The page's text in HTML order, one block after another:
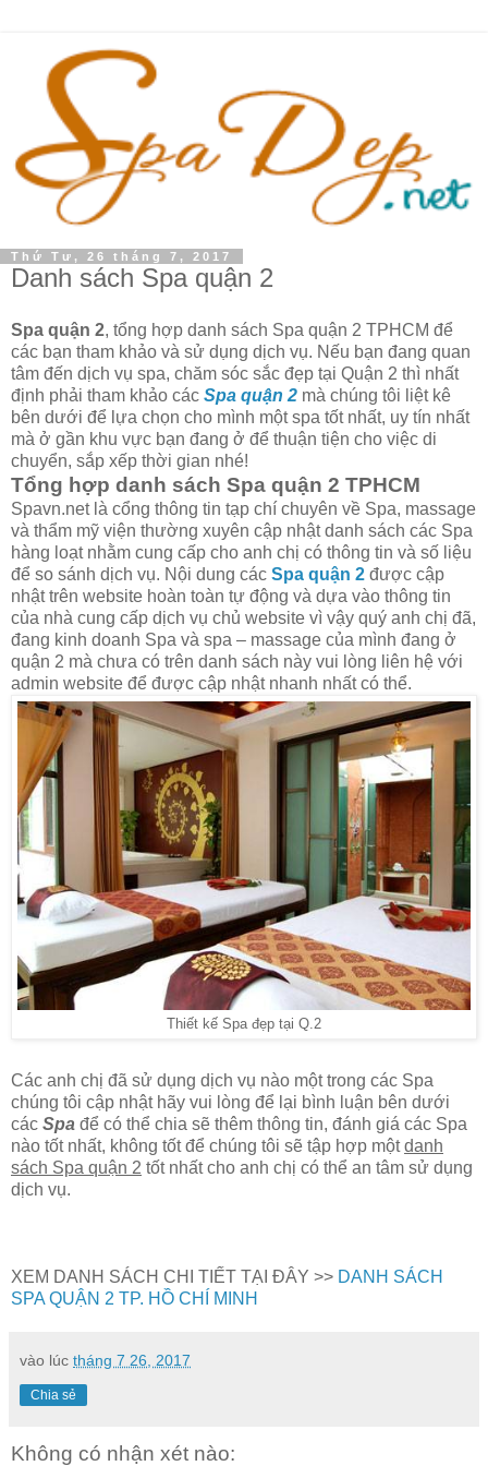
Thứ Tư, 26 tháng 7, 2017
Danh sách Spa quận 2
Spa quận 2, tổng hợp danh sách Spa quận 2 TPHCM để
các bạn tham khảo và sử dụng dịch vụ. Nếu bạn đang quan
tâm đến dịch vụ spa, chăm sóc sắc đẹp tại Quận 2 thì nhất
định phải tham khảo các Spa quận 2 mà chúng tôi liệt kê
bên dưới để lựa chọn cho mình một spa tốt nhất, uy tín nhất
mà ở gần khu vực bạn đang ở để thuận tiện cho việc di
chuyển, sắp xếp thời gian nhé!
Tổng hợp danh sách Spa quận 2 TPHCM
Spavn.net là cổng thông tin tạp chí chuyên về Spa, massage
và thẩm mỹ viện thường xuyên cập nhật danh sách các Spa
hàng loạt nhằm cung cấp cho anh chị có thông tin và số liệu
để so sánh dịch vụ. Nội dung các Spa quận 2 được cập
nhật trên website hoàn toàn tự động và dựa vào thông tin
của nhà cung cấp dịch vụ chủ website vì vậy quý anh chị đã,
đang kinh doanh Spa và spa – massage của mình đang ở
quận 2 mà chưa có trên danh sách này vui lòng liên hệ với
admin website để được cập nhật nhanh nhất có thể.
Thiết kế Spa đẹp tại Q.2
Các anh chị đã sử dụng dịch vụ nào một trong các Spa
chúng tôi cập nhật hãy vui lòng để lại bình luận bên dưới
các Spa để có thể chia sẽ thêm thông tin, đánh giá các Spa
nào tốt nhất, không tốt để chúng tôi sẽ tập hợp mộtdanh
sách Spa quận 2 tốt nhất cho anh chị có thể an tâm sử dụng
dịch vụ.
XEM DANH SÁCH CHI TIẾT TẠI ĐÂY >> DANH SÁCH
SPA QUẬN 2 TP. HỒ CHÍ MINH
vào lúc tháng 7 26, 2017
Chia sẻ
Không có nhận xét nào: